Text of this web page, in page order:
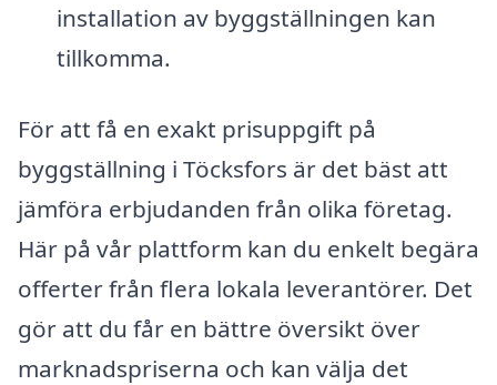
installation av byggställningen kan
tillkomma.
För att få en exakt prisuppgift på
byggställning i Töcksfors är det bäst att
jämföra erbjudanden från olika företag.
Här på vår plattform kan du enkelt begära
offerter från flera lokala leverantörer. Det
gör att du får en bättre översikt över
marknadspriserna och kan välja det